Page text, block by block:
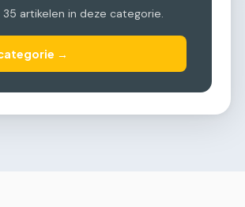
35 artikelen in deze categorie.
→